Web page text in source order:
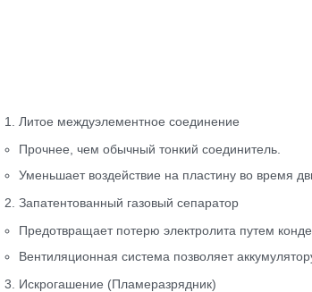
1. Литое междуэлементное соединение
Прочнее, чем обычный тонкий соединитель.
Уменьшает воздействие на пластину во время
2. Запатентованный газовый сепаратор
Предотвращает потерю электролита путем
Вентиляционная система позволяет
3. Искрогашение (Пламеразрядник)